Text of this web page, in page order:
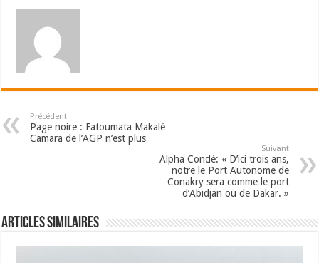
Précédent
Page noire : Fatoumata Makalé
Camara de l’AGP n’est plus
Suivant
Alpha Condé: « D’ici trois ans,
notre le Port Autonome de
Conakry sera comme le port
d’Abidjan ou de Dakar. »
Articles Similaires